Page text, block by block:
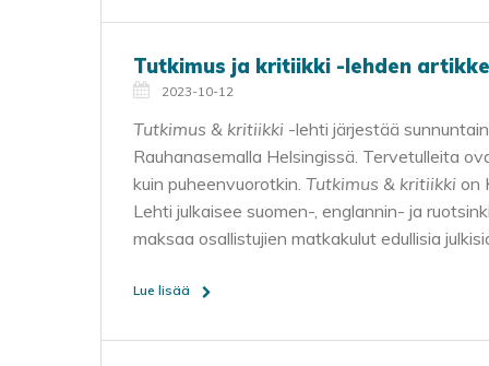
Tutkimus ja kritiikki -lehden
2023-10-12
Tutkimus & kritiikki -lehti järjestää
Rauhanasemalla Helsingissä. Tervetulleita
kuin puheenvuorotkin. Tutkimus & kritiikki on
Lehti julkaisee suomen-, englannin- ja
maksaa osallistujien matkakulut edullisia
Lue lisää